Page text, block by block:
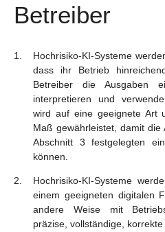
Betreiber
Hochrisiko-KI-Systeme
dass ihr Betrieb
Betreiber die Ausgaben
interpretieren und
wird auf eine geeignete Art
Maß gewährleistet, damit
Abschnitt 3 festgelegten
können.
Hochrisiko-KI-Systeme
einem geeigneten digitalen
andere Weise mit
präzise, vollständige,